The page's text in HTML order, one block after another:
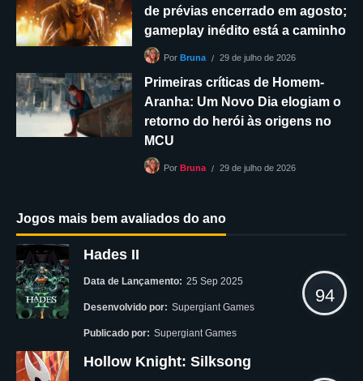
de prévias encerrado em agosto;
gameplay inédito está a caminho
Por Bruna 29 de julho de 2026
Primeiras críticas de Homem-
Aranha: Um Novo Dia elogiam o
retorno do herói às origens no
MCU
Por Bruna 29 de julho de 2026
Jogos mais bem avaliados do ano
Hades II
Data de Lançamento: 25 Sep 2025
Desenvolvido por: Supergiant Games
Publicado por: Supergiant Games
94
Hollow Knight: Silksong